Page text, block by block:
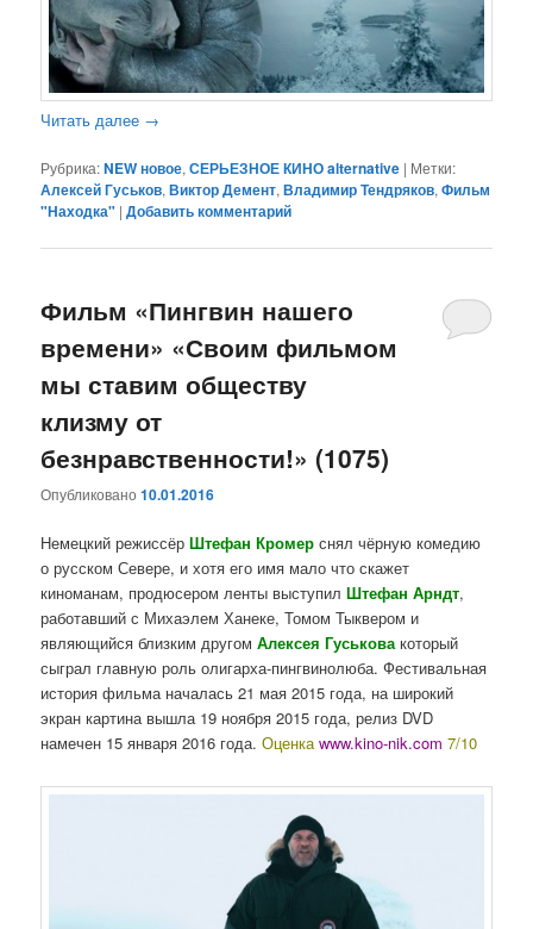
Читать далее →
Рубрика:NEW новое,СЕРЬЕЗНОЕ КИНО alternative | Метки:
Алексей Гуськов,Виктор Демент,Владимир Тендряков,Фильм
"Находка" |Добавить комментарий
Фильм «Пингвин нашего
времени» «Своим фильмом
мы ставим обществу
клизму от
безнравственности!» (1075)
Опубликовано10.01.2016
Немецкий режиссёрШтефан Кромер снял чёрную комедию
о русском Севере, и хотя его имя мало что скажет
киноманам, продюсером ленты выступил Штефан Арндт,
работавший с Михаэлем Ханеке, Томом Тыквером и
являющийся близким другомАлексея Гуськова который
сыграл главную роль олигарха-пингвинолюба. Фестивальная
история фильма началась 21 мая 2015 года, на широкий
экран картина вышла 19 ноября 2015 года, релиз DVD
намечен 15 января 2016 года.Оценкаwww.kino-nik.com7/10